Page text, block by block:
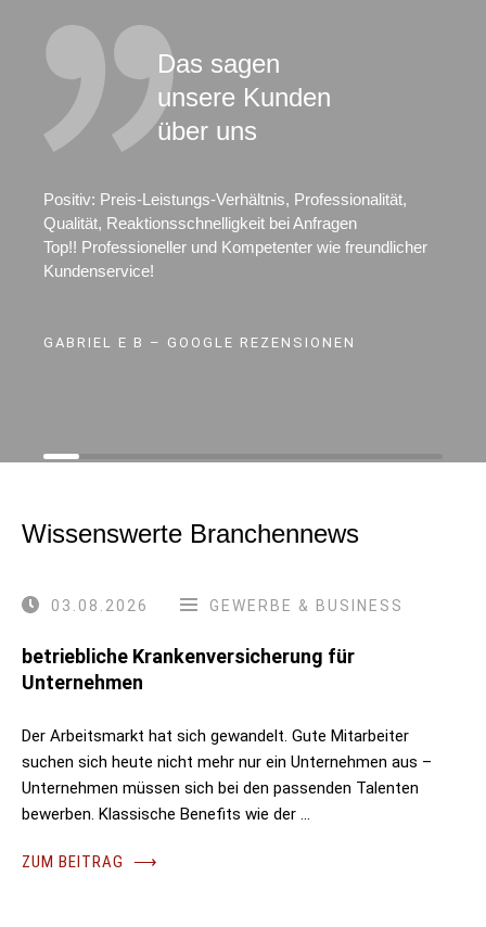
Das sagen
unsere Kunden
über uns
Positiv: Preis-Leistungs-Verhältnis, Professionalität,
Qualität, Reaktionsschnelligkeit bei Anfragen
Top!! Professioneller und Kompetenter wie freundlicher
Kundenservice!
GABRIEL E B – GOOGLE REZENSIONEN
Wissenswerte Branchennews
03.08.2026 GEWERBE & BUSINESS
betriebliche Krankenversicherung für
Unternehmen
Der Arbeitsmarkt hat sich gewandelt. Gute Mitarbeiter
suchen sich heute nicht mehr nur ein Unternehmen aus –
Unternehmen müssen sich bei den passenden Talenten
bewerben. Klassische Benefits wie der …
ZUM BEITRAG ⟶